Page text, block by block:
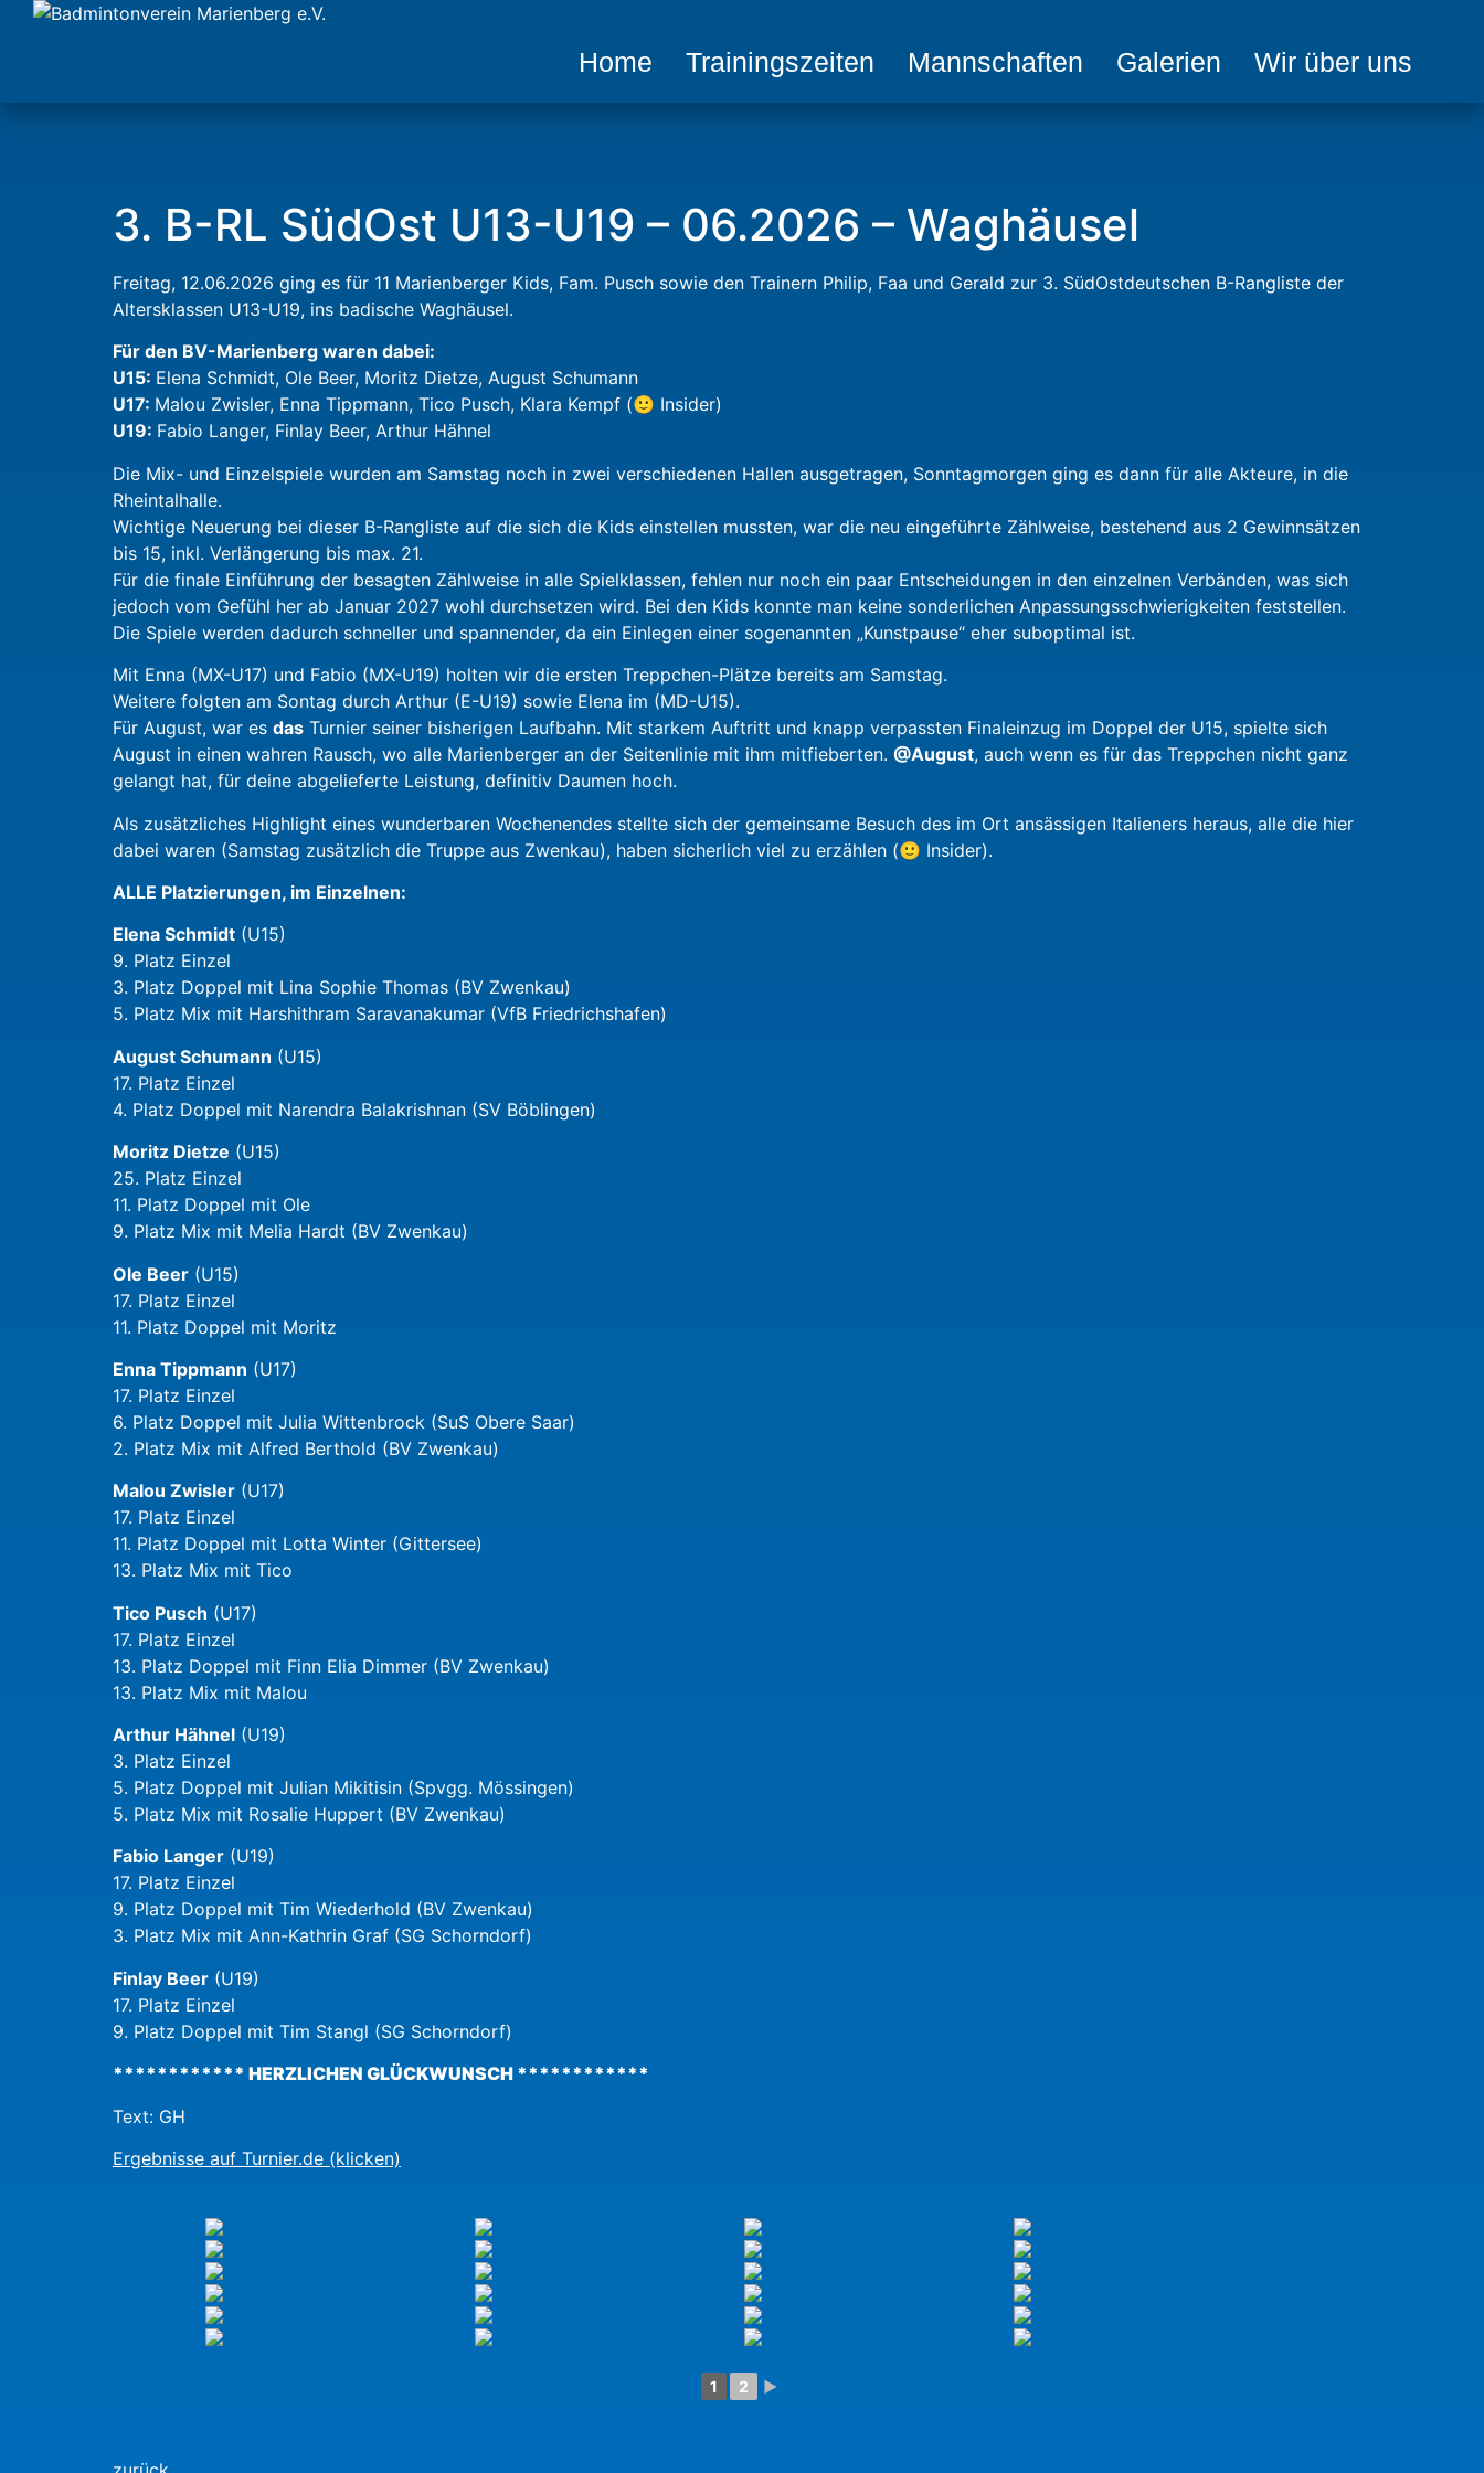
Home Trainingszeiten Mannschaften Galerien Wir über uns
3. B-RL SüdOst U13-U19 – 06.2026 – Waghäusel
Freitag, 12.06.2026 ging es für 11 Marienberger Kids, Fam. Pusch sowie den Trainern Philip, Faa und Gerald zur 3. SüdOstdeutschen B-Rangliste der
Altersklassen U13-U19, ins badische Waghäusel.
Für den BV-Marienberg waren dabei:
U15: Elena Schmidt, Ole Beer, Moritz Dietze, August Schumann
U17: Malou Zwisler, Enna Tippmann, Tico Pusch, Klara Kempf (🙂 Insider)
U19: Fabio Langer, Finlay Beer, Arthur Hähnel
Die Mix- und Einzelspiele wurden am Samstag noch in zwei verschiedenen Hallen ausgetragen, Sonntagmorgen ging es dann für alle Akteure, in die
Rheintalhalle.
Wichtige Neuerung bei dieser B-Rangliste auf die sich die Kids einstellen mussten, war die neu eingeführte Zählweise, bestehend aus 2 Gewinnsätzen
bis 15, inkl. Verlängerung bis max. 21.
Für die finale Einführung der besagten Zählweise in alle Spielklassen, fehlen nur noch ein paar Entscheidungen in den einzelnen Verbänden, was sich
jedoch vom Gefühl her ab Januar 2027 wohl durchsetzen wird. Bei den Kids konnte man keine sonderlichen Anpassungsschwierigkeiten feststellen.
Die Spiele werden dadurch schneller und spannender, da ein Einlegen einer sogenannten „Kunstpause“ eher suboptimal ist.
Mit Enna (MX-U17) und Fabio (MX-U19) holten wir die ersten Treppchen-Plätze bereits am Samstag.
Weitere folgten am Sontag durch Arthur (E-U19) sowie Elena im (MD-U15).
Für August, war es das Turnier seiner bisherigen Laufbahn. Mit starkem Auftritt und knapp verpassten Finaleinzug im Doppel der U15, spielte sich
August in einen wahren Rausch, wo alle Marienberger an der Seitenlinie mit ihm mitfieberten. @August, auch wenn es für das Treppchen nicht ganz
gelangt hat, für deine abgelieferte Leistung, definitiv Daumen hoch.
Als zusätzliches Highlight eines wunderbaren Wochenendes stellte sich der gemeinsame Besuch des im Ort ansässigen Italieners heraus, alle die hier
dabei waren (Samstag zusätzlich die Truppe aus Zwenkau), haben sicherlich viel zu erzählen (🙂 Insider).
ALLE Platzierungen, im Einzelnen:
Elena Schmidt (U15)
9. Platz Einzel
3. Platz Doppel mit Lina Sophie Thomas (BV Zwenkau)
5. Platz Mix mit Harshithram Saravanakumar (VfB Friedrichshafen)
August Schumann (U15)
17. Platz Einzel
4. Platz Doppel mit Narendra Balakrishnan (SV Böblingen)
Moritz Dietze (U15)
25. Platz Einzel
11. Platz Doppel mit Ole
9. Platz Mix mit Melia Hardt (BV Zwenkau)
Ole Beer (U15)
17. Platz Einzel
11. Platz Doppel mit Moritz
Enna Tippmann (U17)
17. Platz Einzel
6. Platz Doppel mit Julia Wittenbrock (SuS Obere Saar)
2. Platz Mix mit Alfred Berthold (BV Zwenkau)
Malou Zwisler (U17)
17. Platz Einzel
11. Platz Doppel mit Lotta Winter (Gittersee)
13. Platz Mix mit Tico
Tico Pusch (U17)
17. Platz Einzel
13. Platz Doppel mit Finn Elia Dimmer (BV Zwenkau)
13. Platz Mix mit Malou
Arthur Hähnel (U19)
3. Platz Einzel
5. Platz Doppel mit Julian Mikitisin (Spvgg. Mössingen)
5. Platz Mix mit Rosalie Huppert (BV Zwenkau)
Fabio Langer (U19)
17. Platz Einzel
9. Platz Doppel mit Tim Wiederhold (BV Zwenkau)
3. Platz Mix mit Ann-Kathrin Graf (SG Schorndorf)
Finlay Beer (U19)
17. Platz Einzel
9. Platz Doppel mit Tim Stangl (SG Schorndorf)
************ HERZLICHEN GLÜCKWUNSCH ************
Text: GH
Ergebnisse auf Turnier.de (klicken)
1 2 ►